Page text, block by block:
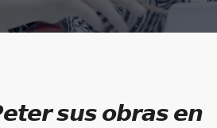
𝙨𝙪𝙨 𝙤𝙗𝙧𝙖𝙨 𝙚𝙣